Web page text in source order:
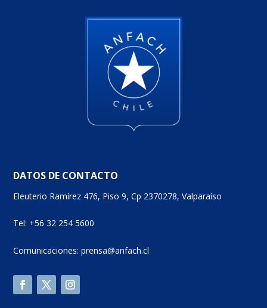
DATOS DE CONTACTO
Eleuterio Ramírez 476, Piso 9, Cp 2370278, Valparaíso
Tel: +56 32 254 5600
Comunicaciones: prensa@anfach.cl